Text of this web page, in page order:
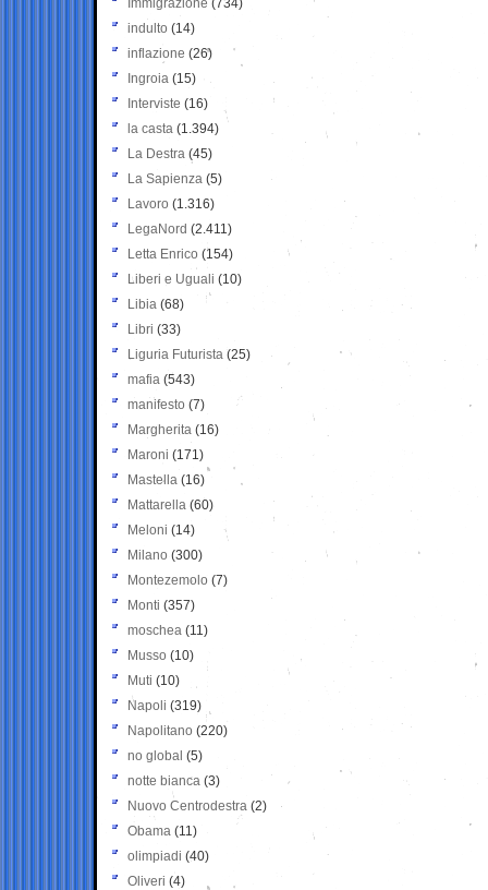
Immigrazione (734)
indulto (14)
inflazione (26)
Ingroia (15)
Interviste (16)
la casta (1.394)
La Destra (45)
La Sapienza (5)
Lavoro (1.316)
LegaNord (2.411)
Letta Enrico (154)
Liberi e Uguali (10)
Libia (68)
Libri (33)
Liguria Futurista (25)
mafia (543)
manifesto (7)
Margherita (16)
Maroni (171)
Mastella (16)
Mattarella (60)
Meloni (14)
Milano (300)
Montezemolo (7)
Monti (357)
moschea (11)
Musso (10)
Muti (10)
Napoli (319)
Napolitano (220)
no global (5)
notte bianca (3)
Nuovo Centrodestra (2)
Obama (11)
olimpiadi (40)
Oliveri (4)